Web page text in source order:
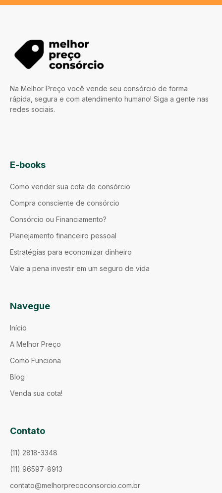
Na Melhor Preço você vende seu consórcio de forma
rápida, segura e com atendimento humano! Siga a gente nas
redes sociais.
E-books
Como vender sua cota de consórcio
Compra consciente de consórcio
Consórcio ou Financiamento?
Planejamento financeiro pessoal
Estratégias para economizar dinheiro
Vale a pena investir em um seguro de vida
Navegue
Início
A Melhor Preço
Como Funciona
Blog
Venda sua cota!
Contato
(11) 2818-3348
(11) 96597-8913
contato@melhorprecoconsorcio.com.br